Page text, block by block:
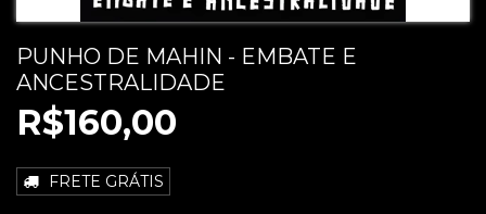
PUNHO DE MAHIN - EMBATE E
ANCESTRALIDADE
R$160,00
FRETE GRÁTIS